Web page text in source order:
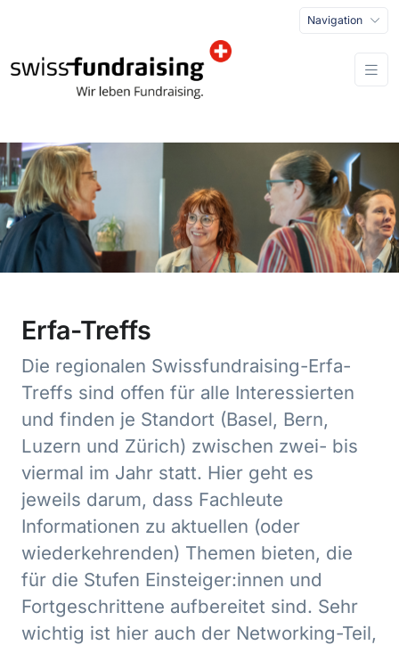
Navigation
Erfa-Treffs
Die regionalen Swissfundraising-Erfa-
Treffs sind offen für alle Interessierten
und finden je Standort (Basel, Bern,
Luzern und Zürich) zwischen zwei- bis
viermal im Jahr statt. Hier geht es
jeweils darum, dass Fachleute
Informationen zu aktuellen (oder
wiederkehrenden) Themen bieten, die
für die Stufen Einsteiger:innen und
Fortgeschrittene aufbereitet sind. Sehr
wichtig ist hier auch der Networking-Teil,